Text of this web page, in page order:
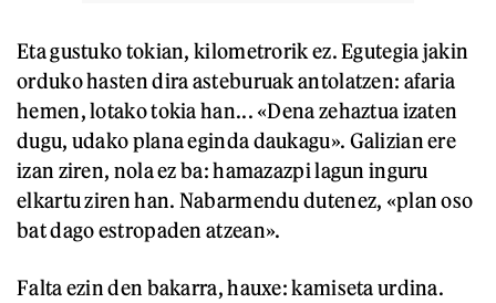
Eta gustuko tokian, kilometrorik ez. Egutegia jakin
orduko hasten dira asteburuak antolatzen: afaria
hemen, lotako tokia han... «Dena zehaztua izaten
dugu, udako plana eginda daukagu». Galizian ere
izan ziren, nola ez ba: hamazazpi lagun inguru
elkartu ziren han. Nabarmendu dutenez, «plan oso
bat dago estropaden atzean».
Falta ezin den bakarra, hauxe: kamiseta urdina.